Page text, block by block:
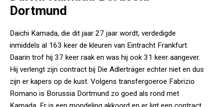
Dortmund
Daichi Kamada, die dit jaar 27 jaar wordt, verdedigde
inmiddels al 163 keer de kleuren van Eintracht Frankfurt.
Daarin trof hij 37 keer raak en was hij ook 31 keer aangever.
Hij verlengt zijn contract bij Die Adlerträger echter niet en dus
zijn er kapers op de kust. Volgens transfergoeroe Fabrizio
Romano is Borussia Dortmund zo goed als rond met